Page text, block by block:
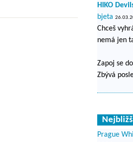
HIKO
bjeta
Chceš
nemá jen
Zapoj se
Zbývá
Prague